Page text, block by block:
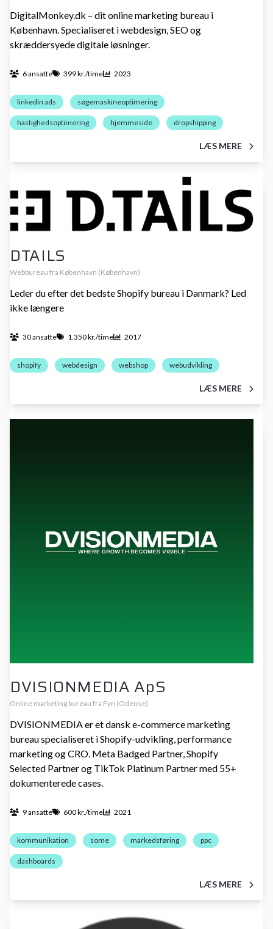
DigitalMonkey.dk – dit online marketing bureau i
København. Specialiseret i webdesign, SEO og
skræddersyede digitale løsninger.
6 ansatte 399 kr./time 2023
linkedin ads søgemaskineoptimering
hastighedsoptimering hjemmeside dropshipping
LÆS MERE
DTAILS
Webbureau fra København (København)
Leder du efter det bedste Shopify bureau i Danmark? Led
ikke længere
30 ansatte 1.350 kr./time 2017
shopify webdesign webshop webudvikling
LÆS MERE
DVISIONMEDIA ApS
Online marketing bureau fra Fyn (Odense)
DVISIONMEDIA er et dansk e-commerce marketing
bureau specialiseret i Shopify-udvikling, performance
marketing og CRO. Meta Badged Partner, Shopify
Selected Partner og TikTok Platinum Partner med 55+
dokumenterede cases.
9 ansatte 600 kr./time 2021
kommunikation some markedsføring ppc
dashboards
LÆS MERE